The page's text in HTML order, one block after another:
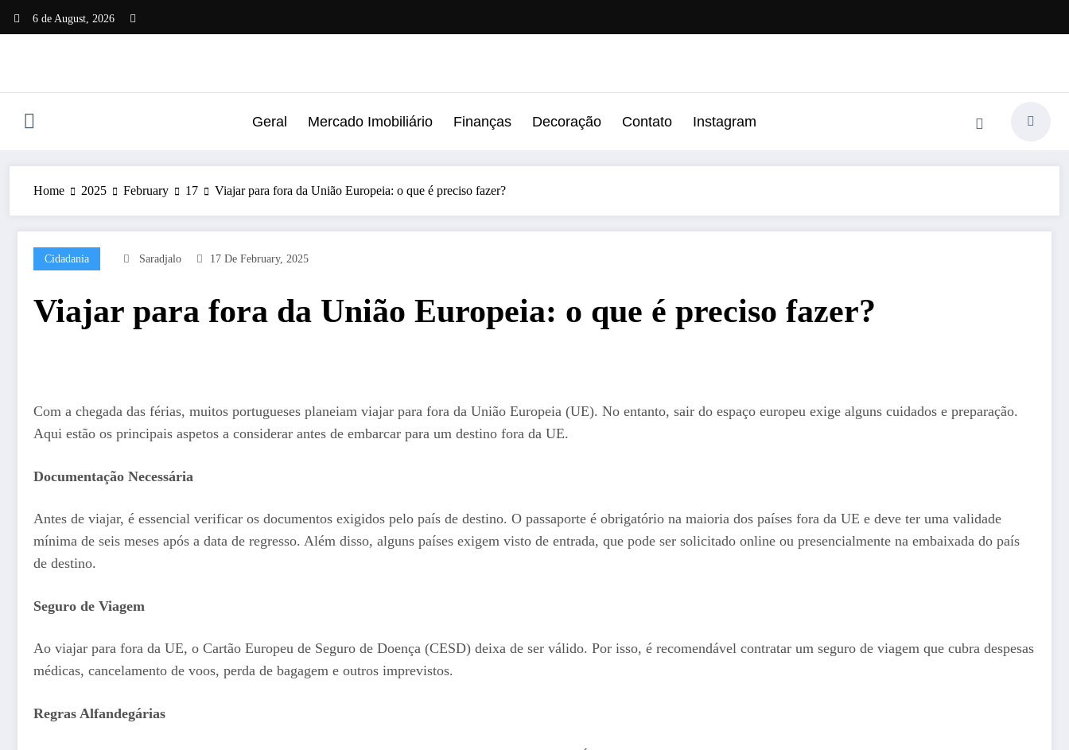
6 de August, 2026
Geral Mercado Imobiliário Finanças Decoração Contato Instagram
Home 2025 February 17 Viajar para fora da União Europeia: o que é preciso fazer?
Cidadania Saradjalo 17 De February, 2025
Viajar para fora da União Europeia: o que é preciso fazer?
Com a chegada das férias, muitos portugueses planeiam viajar para fora da União Europeia (UE). No entanto, sair do espaço europeu exige alguns cuidados e preparação.
Aqui estão os principais aspetos a considerar antes de embarcar para um destino fora da UE.
Documentação Necessária
Antes de viajar, é essencial verificar os documentos exigidos pelo país de destino. O passaporte é obrigatório na maioria dos países fora da UE e deve ter uma validade
mínima de seis meses após a data de regresso. Além disso, alguns países exigem visto de entrada, que pode ser solicitado online ou presencialmente na embaixada do país
de destino.
Seguro de Viagem
Ao viajar para fora da UE, o Cartão Europeu de Seguro de Doença (CESD) deixa de ser válido. Por isso, é recomendável contratar um seguro de viagem que cubra despesas
médicas, cancelamento de voos, perda de bagagem e outros imprevistos.
Regras Alfandegárias